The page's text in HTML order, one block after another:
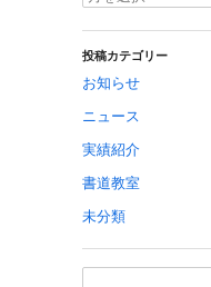
投稿カテゴリー
お知らせ
ニュース
実績紹介
書道教室
未分類